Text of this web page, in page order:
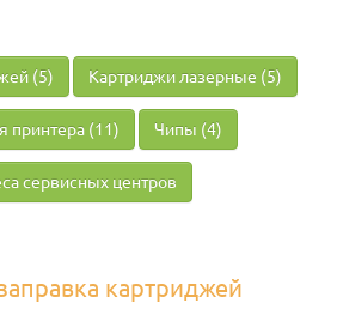
(5) Картриджи лазерные (5)
принтера (11) Чипы (4)
сервисных центров
картриджей